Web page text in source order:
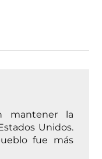
mantener la
Unidos.
fue más